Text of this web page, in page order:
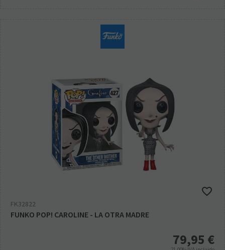
FK32822
FUNKO POP! CAROLINE - LA OTRA MADRE
79,95 €